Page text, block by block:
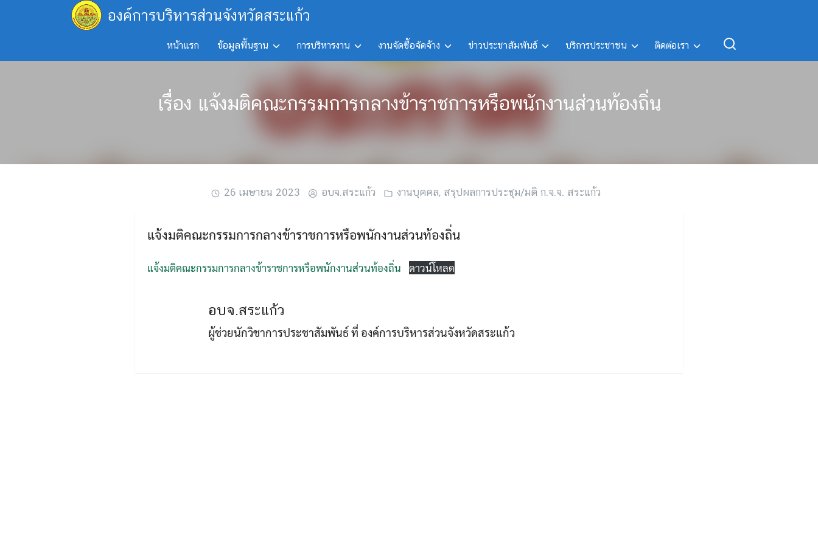
องค์การบริหารส่วนจังหวัดสระแก้ว
หน้าแรก ข้อมูลพื้นฐาน การบริหารงาน งานจัดซื้อจัดจ้าง ข่าวประชาสัมพันธ์ บริการประชาชน ติดต่อเรา
for:
Search
เรื่อง แจ้งมติคณะกรรมการกลางข้าราชการหรือพนักงานส่วนท้องถิ่น
26 เมษายน 2023 อบจ.สระแก้ว งานบุคคล, สรุปผลการประชุม/มติ ก.จ.จ. สระแก้ว
แจ้งมติคณะกรรมการกลางข้าราชการหรือพนักงานส่วนท้องถิ่น
แจ้งมติคณะกรรมการกลางข้าราชการหรือพนักงานส่วนท้องถิ่น ดาวน์โหลด
อบจ.สระแก้ว
ผู้ช่วยนักวิชาการประชาสัมพันธ์ ที่ องค์การบริหารส่วนจังหวัดสระแก้ว